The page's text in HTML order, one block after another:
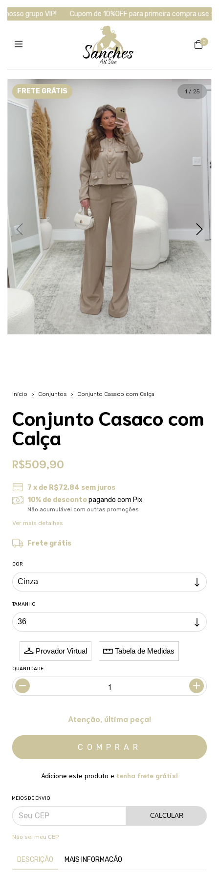
grupo VIP! Cupom de 10%OFF para primeira compra use :
0
FRETE GRÁTIS 1 / 25
Início > Conjuntos > Conjunto Casaco com Calça
Conjunto Casaco com
Calça
R$509,90
7 x de R$72,84 sem juros
10% de descontopagando com Pix
Não acumulável com outras promoções
Ver mais detalhes
Frete grátis
COR
TAMANHO
Provador Virtual Tabela de Medidas
QUANTIDADE
Atenção, última peça!
Adicione este produto e tenha frete grátis!
MEIOS DE ENVIO
CALCULAR
Não sei meu CEP
DESCRIÇÃO MAIS INFORMACÃO